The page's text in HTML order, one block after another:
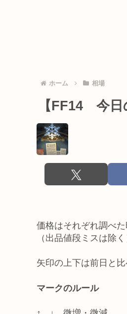
ホーム 相場
【FF14 今
価格はそれぞれ調べた
（出品値段ミスは除く
矢印の上下は前日と
マークのルール